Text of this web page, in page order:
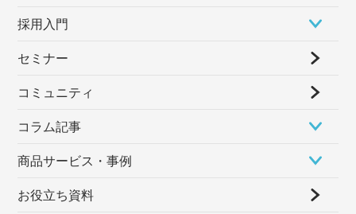
採⽤⼊⾨
セミナー
コミュニティ
コラム記事
商品サービス・事例
お役立ち資料